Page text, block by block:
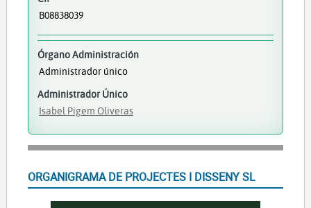
B08838039
Órgano Administración
Administrador único
Administrador Único
Isabel Pigem Oliveras
ORGANIGRAMA DE PROJECTES I DISSENY SL